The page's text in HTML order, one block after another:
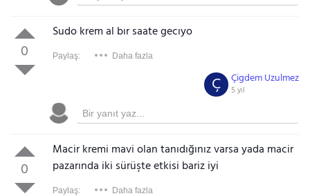
0
Sudo krem al bır saate gecıyo
Paylaş: Daha fazla
Çigdem Uzulmez
5 yıl
Ç
0
Macir kremi mavi olan tanıdığınız varsa yada macir
pazarında iki sürüşte etkisi bariz iyi
Paylaş: Daha fazla